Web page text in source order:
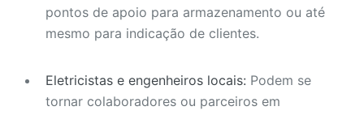
pontos de apoio para armazenamento ou até
mesmo para indicação de clientes.
Eletricistas e engenheiros locais: Podem se
tornar colaboradores ou parceiros em